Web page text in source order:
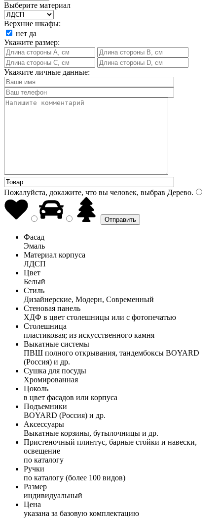
Выберите материал
Верхние шкафы:
нет да
Укажите размер:
Укажите личные данные:
Пожалуйста, докажите, что вы человек, выбрав Дерево.
Фасад
Эмаль
Материал корпуса
ЛДСП
Цвет
Белый
Стиль
Дизайнерские, Модерн, Современный
Стеновая панель
ХДФ в цвет столешницы или с фотопечатью
Столешница
пластиковая; из искусственного камня
Выкатные системы
ПВШ полного открывания, тандембоксы BOYARD
(Россия) и др.
Сушка для посуды
Хромированная
Цоколь
в цвет фасадов или корпуса
Подъемники
BOYARD (Россия) и др.
Аксессуары
Выкатные корзины, бутылочницы и др.
Пристеночный плинтус, барные стойки и навески,
освещение
по каталогу
Ручки
по каталогу (более 100 видов)
Размер
индивидуальный
Цена
указана за базовую комплектацию